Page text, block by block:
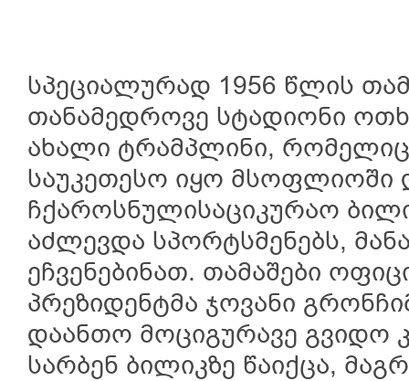
სპეციალურად 1956 წლის
თანამედროვე სტადიონი
ახალი ტრამპლინი,
საუკეთესო იყო მსოფლიოში
ჩქაროსნულისაციკურაო
აძლევდა სპორტსმენებს,
ეჩვენებინათ. თამაშები
პრეზიდენტმა ჯოვანი
დაანთო მოციგურავე
სარბენ ბილიკზე წაიქცა,